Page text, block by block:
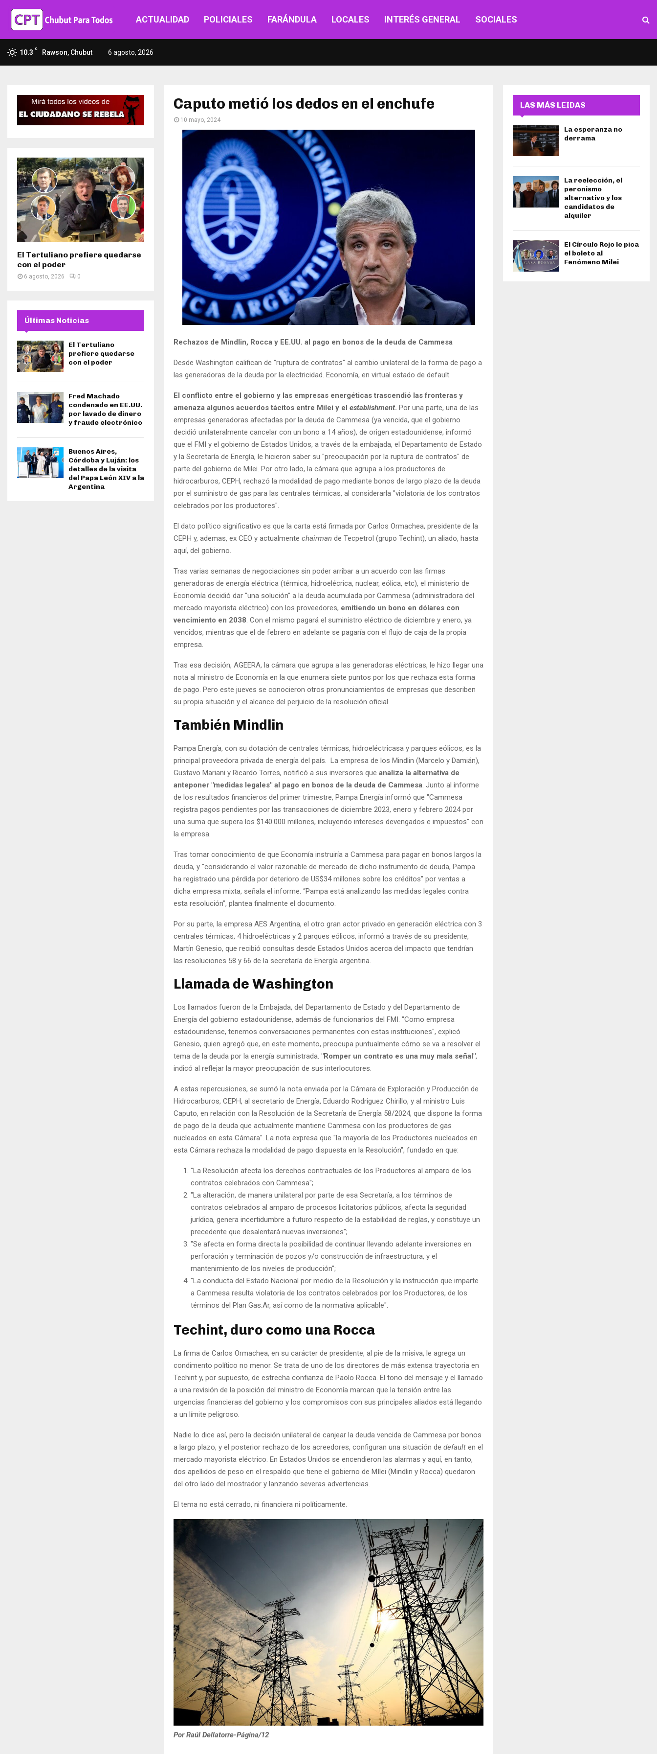
ACTUALIDAD POLICIALES FARÁNDULA LOCALES INTERÉS GENERAL SOCIALES
10.3 C Rawson, Chubut 6 agosto, 2026
Caputo metió los dedos en el enchufe
10 mayo, 2024
Rechazos de Mindlin, Rocca y EE.UU. al pago en bonos de la deuda de Cammesa
Desde Washington califican de "ruptura de contratos" al cambio unilateral de la forma de pago a
las generadoras de la deuda por la electricidad. Economía, en virtual estado de default.
El conflicto entre el gobierno y las empresas energéticas trascendió las fronteras y
amenaza algunos acuerdos tácitos entre Milei y el establishment. Por una parte, una de las
empresas generadoras afectadas por la deuda de Cammesa (ya vencida, que el gobierno
decidió unilateralmente cancelar con un bono a 14 años), de origen estadounidense, informó
que el FMI y el gobierno de Estados Unidos, a través de la embajada, el Departamento de Estado
y la Secretaría de Energía, le hicieron saber su "preocupación por la ruptura de contratos" de
parte del gobierno de Milei. Por otro lado, la cámara que agrupa a los productores de
hidrocarburos, CEPH, rechazó la modalidad de pago mediante bonos de largo plazo de la deuda
por el suministro de gas para las centrales térmicas, al considerarla "violatoria de los contratos
celebrados por los productores".
El dato político significativo es que la carta está firmada por Carlos Ormachea, presidente de la
CEPH y, ademas, ex CEO y actualmente chairman de Tecpetrol (grupo Techint), un aliado, hasta
aquí, del gobierno.
Tras varias semanas de negociaciones sin poder arribar a un acuerdo con las firmas
generadoras de energía eléctrica (térmica, hidroelécrica, nuclear, eólica, etc), el ministerio de
Economía decidió dar "una solución" a la deuda acumulada por Cammesa (administradora del
mercado mayorista eléctrico) con los proveedores, emitiendo un bono en dólares con
vencimiento en 2038 . Con el mismo pagará el suministro eléctrico de diciembre y enero, ya
vencidos, mientras que el de febrero en adelante se pagaría con el flujo de caja de la propia
empresa.
Tras esa decisión, AGEERA, la cámara que agrupa a las generadoras eléctricas, le hizo llegar una
nota al ministro de Economía en la que enumera siete puntos por los que rechaza esta forma
de pago. Pero este jueves se conocieron otros pronunciamientos de empresas que describen
su propia situación y el alcance del perjuicio de la resolución oficial.
También Mindlin
Pampa Energía, con su dotación de centrales térmicas, hidroeléctricasa y parques eólicos, es la
principal proveedora privada de energía del país. La empresa de los Mindlin (Marcelo y Damián),
Gustavo Mariani y Ricardo Torres, notificó a sus inversores que analiza la alternativa de
anteponer "medidas legales" al pago en bonos de la deuda de Cammesa . Junto al informe
de los resultados financieros del primer trimestre, Pampa Energía informó que "Cammesa
registra pagos pendientes por las transacciones de diciembre 2023, enero y febrero 2024 por
una suma que supera los $140.000 millones, incluyendo intereses devengados e impuestos" con
la empresa.
Tras tomar conocimiento de que Economía instruiría a Cammesa para pagar en bonos largos la
deuda, y "considerando el valor razonable de mercado de dicho instrumento de deuda, Pampa
ha registrado una pérdida por deterioro de US$34 millones sobre los créditos" por ventas a
dicha empresa mixta, señala el informe. “Pampa está analizando las medidas legales contra
esta resolución”, plantea finalmente el documento.
Por su parte, la empresa AES Argentina, el otro gran actor privado en generación eléctrica con 3
centrales térmicas, 4 hidroeléctricas y 2 parques eólicos, informó a través de su presidente,
Martín Genesio, que recibió consultas desde Estados Unidos acerca del impacto que tendrían
las resoluciones 58 y 66 de la secretaría de Energía argentina.
Llamada de Washington
Los llamados fueron de la Embajada, del Departamento de Estado y del Departamento de
Energía del gobierno estadounidense, además de funcionarios del FMI. "Como empresa
estadounidense, tenemos conversaciones permanentes con estas instituciones", explicó
Genesio, quien agregó que, en este momento, preocupa puntualmente cómo se va a resolver el
tema de la deuda por la energía suministrada. "Romper un contrato es una muy mala señal",
indicó al reflejar la mayor preocupación de sus interlocutores.
A estas repercusiones, se sumó la nota enviada por la Cámara de Exploración y Producción de
Hidrocarburos, CEPH, al secretario de Energía, Eduardo Rodriguez Chirillo, y al ministro Luis
Caputo, en relación con la Resolución de la Secretaría de Energía 58/2024, que dispone la forma
de pago de la deuda que actualmente mantiene Cammesa con los productores de gas
nucleados en esta Cámara". La nota expresa que "la mayoría de los Productores nucleados en
esta Cámara rechaza la modalidad de pago dispuesta en la Resolución", fundado en que:
"La Resolución afecta los derechos contractuales de los Productores al amparo de los
contratos celebrados con Cammesa";
"La alteración, de manera unilateral por parte de esa Secretaría, a los términos de
contratos celebrados al amparo de procesos licitatorios públicos, afecta la seguridad
jurídica, genera incertidumbre a futuro respecto de la estabilidad de reglas, y constituye un
precedente que desalentará nuevas inversiones";
"Se afecta en forma directa la posibilidad de continuar llevando adelante inversiones en
perforación y terminación de pozos y/o construcción de infraestructura, y el
mantenimiento de los niveles de producción";
"La conducta del Estado Nacional por medio de la Resolución y la instrucción que imparte
a Cammesa resulta violatoria de los contratos celebrados por los Productores, de los
términos del Plan Gas.Ar, así como de la normativa aplicable".
Techint, duro como una Rocca
La firma de Carlos Ormachea, en su carácter de presidente, al pie de la misiva, le agrega un
condimento político no menor. Se trata de uno de los directores de más extensa trayectoria en
Techint y, por supuesto, de estrecha confianza de Paolo Rocca. El tono del mensaje y el llamado
a una revisión de la posición del ministro de Economía marcan que la tensión entre las
urgencias financieras del gobierno y los compromisos con sus principales aliados está llegando
a un límite peligroso.
Nadie lo dice así, pero la decisión unilateral de canjear la deuda vencida de Cammesa por bonos
a largo plazo, y el posterior rechazo de los acreedores, configuran una situación de default en el
mercado mayorista eléctrico. En Estados Unidos se encendieron las alarmas y aquí, en tanto,
dos apellidos de peso en el respaldo que tiene el gobierno de MIlei (Mindlin y Rocca) quedaron
del otro lado del mostrador y lanzando severas advertencias.
El tema no está cerrado, ni financiera ni políticamente.
Por Raúl Dellatorre-Página/12
El Tertuliano prefiere quedarse
con el poder
6 agosto, 2026 0
Últimas Noticias
El Tertuliano
prefiere quedarse
con el poder
Fred Machado
condenado en EE.UU.
por lavado de dinero
y fraude electrónico
Buenos Aires,
Córdoba y Luján: los
detalles de la visita
del Papa León XIV a la
Argentina
LAS MÁS LEIDAS
La esperanza no
derrama
La reelección, el
peronismo
alternativo y los
candidatos de
alquiler
El Círculo Rojo le pica
el boleto al
Fenómeno Milei